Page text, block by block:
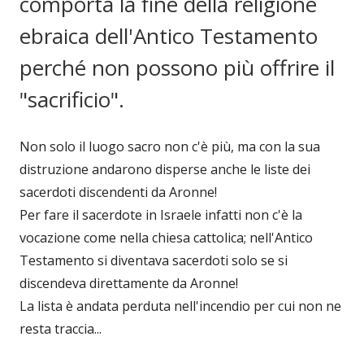
ebraica dell'Antico Testamento
perché non possono più offrire il
"sacrificio".
Non solo il luogo sacro non c'è più, ma con la sua
distruzione andarono disperse anche le liste dei
sacerdoti discendenti da Aronne!
Per fare il sacerdote in Israele infatti non c'è la
vocazione come nella chiesa cattolica; nell'Antico
Testamento si diventava sacerdoti solo se si
discendeva direttamente da Aronne!
La lista è andata perduta nell'incendio per cui non ne
resta traccia...